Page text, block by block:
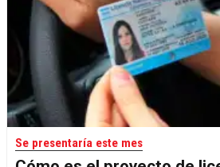
Se presentaría este mes